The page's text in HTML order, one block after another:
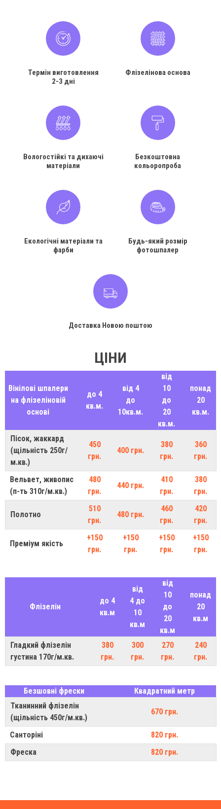
Термін виготовлення
2-3 дні
Флізелінова основа
Вологостійкі та дихаючі
матеріали
Безкоштовна
кольоропроба
Екологічні матеріали та
фарби
Будь-який розмір
фотошпалер
Доставка Новою поштою
ЦІНИ
Вінілові шпалери
на флізеліновій
основі
до 4
кв.м.
від 4
до
10кв.м.
від
10
до
20
кв.м.
понад
20
кв.м.
Пісок, жаккард
(щільність 250г/
м.кв.)
450
грн.
400 грн.
380
грн.
360
грн.
Вельвет, живопис
(п-ть 310г/м.кв.)
480
грн.
440 грн.
410
грн.
380
грн.
Полотно
510
грн.
480 грн.
460
грн.
420
грн.
Преміум якість
+150
грн.
+150
грн.
+150
грн.
+150
грн.
Флізелін
до 4
кв.м
від
4 до
10
кв.м
від
10
до
20
кв.м
понад
20
кв.м
Гладкий флізелін
густина 170г/м.кв.
380
грн.
300
грн.
270
грн.
240
грн.
Безшовні фрески
Квадратний метр
Тканинний флізелін
(щільність 450г/м.кв.)
670 грн.
Санторіні
820 грн.
Фреска
820 грн.